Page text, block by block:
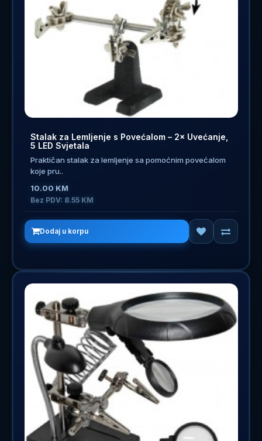
Stalak za Lemljenje s Povećalom – 2× Uvećanje,
5 LED Svjetala
Praktičan stalak za lemljenje sa pomoćnim povećalom
koje pru..
10.00 KM
Bez PDV: 8.55 KM
Dodaj u korpu